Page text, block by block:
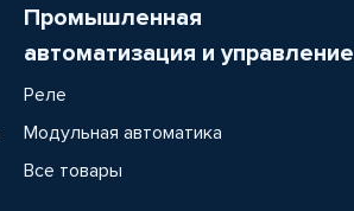
Промышленная
автоматизация и управление
Реле
Модульная автоматика
Все товары